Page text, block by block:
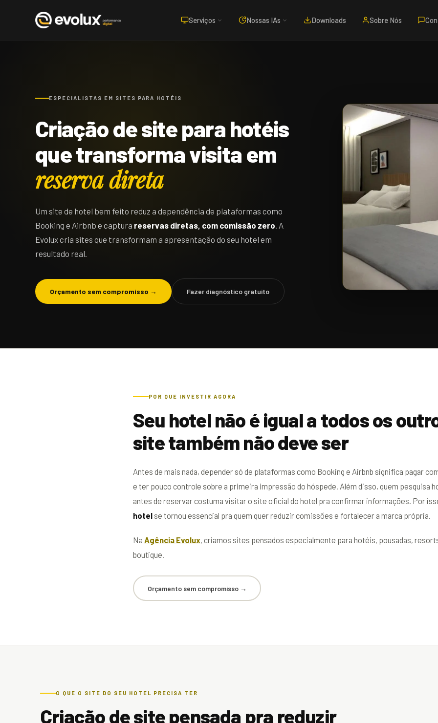
Serviços Nossas IAs Downloads Sobre Nós
ESPECIALISTAS EM SITES PARA HOTÉIS
Criação de site para hotéis
que transforma visita em
reserva direta
Um site de hotel bem feito reduz a dependência de plataformas como
Booking e Airbnb e captura reservas diretas, com comissão zero. A
Evolux cria sites que transformam a apresentação do seu hotel em
resultado real.
Orçamento sem compromisso → Fazer diagnóstico gratuito
POR QUE INVESTIR AGORA
Seu hotel não é igual a todos os
site também não deve ser
Antes de mais nada, depender só de plataformas como Booking e Airbnb significa pagar
e ter pouco controle sobre a primeira impressão do hóspede. Além disso, quem pesquisa
antes de reservar costuma visitar o site oficial do hotel pra confirmar informações. Por
hotel se tornou essencial pra quem quer reduzir comissões e fortalecer a marca própria.
Na Agência Evolux, criamos sites pensados especialmente para hotéis, pousadas,
boutique.
Orçamento sem compromisso →
O QUE O SITE DO SEU HOTEL PRECISA TER
Criação de site pensada pra reduzir